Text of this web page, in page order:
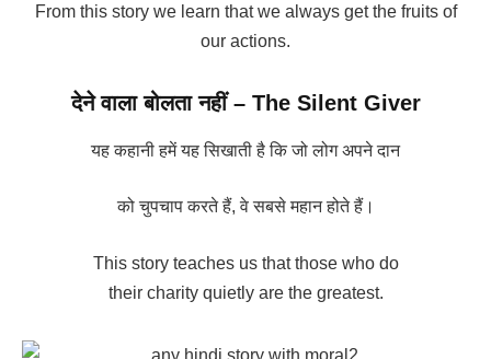
From this story we learn that we always get the fruits of
our actions.
देने वाला बोलता नहीं – The Silent Giver
यह कहानी हमें यह सिखाती है कि जो लोग अपने दान
को चुपचाप करते हैं, वे सबसे महान होते हैं।
This story teaches us that those who do
their charity quietly are the greatest.